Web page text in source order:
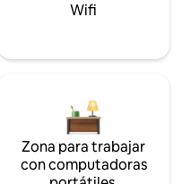
Wifi
Zona para trabajar
con computadoras